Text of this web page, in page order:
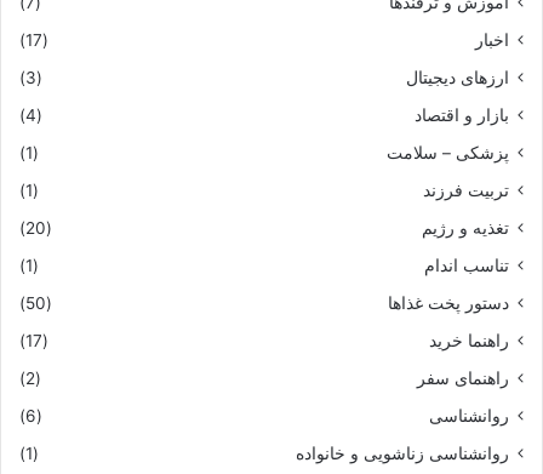
اخبار
(17)
ارزهای دیجیتال
(3)
بازار و اقتصاد
(4)
پزشکی – سلامت
(1)
تربیت فرزند
(1)
تغذیه و رژیم
(20)
تناسب اندام
(1)
دستور پخت غذاها
(50)
راهنما خرید
(17)
راهنمای سفر
(2)
روانشناسی
(6)
روانشناسی زناشویی و خانواده
(1)